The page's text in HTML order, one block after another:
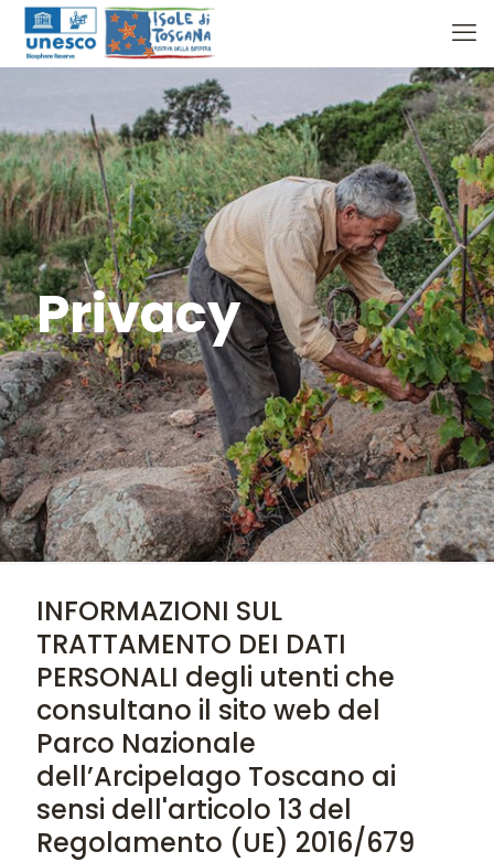
Privacy
INFORMAZIONI SUL
TRATTAMENTO DEI DATI
PERSONALI degli utenti che
consultano il sito web del
Parco Nazionale
dell’Arcipelago Toscano ai
sensi dell'articolo 13 del
Regolamento (UE) 2016/679